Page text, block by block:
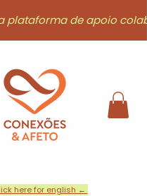
plataforma de apoio
here for english ←